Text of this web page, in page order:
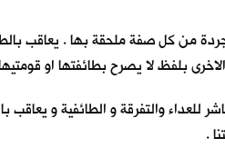
من كل صفة ملحقة بها . يعاقب
بلفظ لا يصرح بطائفتها او
للعداء والتفرقة و الطائفية و
.